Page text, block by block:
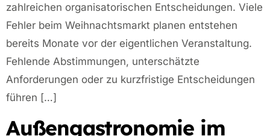
zahlreichen organisatorischen Entscheidungen. Viele
Fehler beim Weihnachtsmarkt planen entstehen
bereits Monate vor der eigentlichen Veranstaltung.
Fehlende Abstimmungen, unterschätzte
Anforderungen oder zu kurzfristige Entscheidungen
führen […]
Außengastronomie im